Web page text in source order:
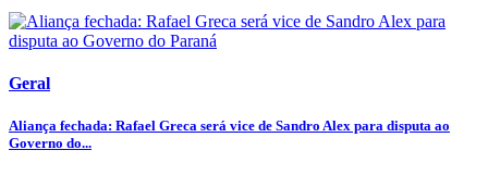
Geral
Aliança fechada: Rafael Greca será vice de Sandro Alex para disputa ao
Governo do...